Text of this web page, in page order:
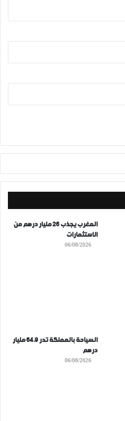
المغرب يجذب 26 مليار درهم من
الاستثمارات
06/08/2026
السياحة بالمملكة تدر 64.9 مليار
درهم
06/08/2026